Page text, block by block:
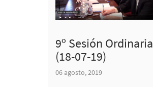
9º Sesión Ordinaria
(18-07-19)
06 agosto, 2019